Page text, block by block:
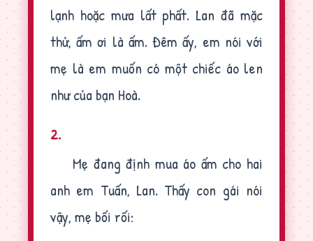
lạnh hoặc mưa lất phất. Lan đã mặc
thử, ấm ơi là ấm. Đêm ấy, em nói với
mẹ là em muốn có một chiếc áo len
như của bạn Hoà.
2.
Mẹ đang định mua áo ấm cho hai
anh em Tuấn, Lan. Thấy con gái nói
vậy, mẹ bối rối: